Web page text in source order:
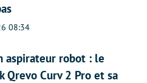
08:34
aspirateur robot : le
Qrevo Curv 2 Pro et sa